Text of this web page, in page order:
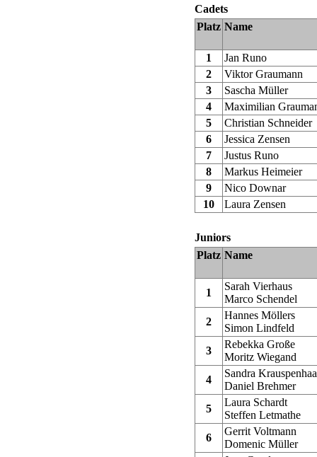
Cadets
Platz Name
1
Jan Runo
2
Viktor Graumann
3
Sascha Müller
4
Maximilian
5
Christian Schneider
6
Jessica Zensen
7
Justus Runo
8
Markus Heimeier
9
Nico Downar
10
Laura Zensen
Juniors
Platz Name
1
Sarah Vierhaus
Marco Schendel
2
Hannes Möllers
Simon Lindfeld
3
Rebekka Große
Moritz Wiegand
4
Sandra
Daniel Brehmer
5
Laura Schardt
Steffen Letmathe
6
Gerrit Voltmann
Domenic Müller